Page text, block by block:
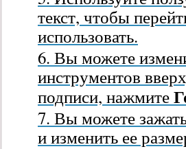
текст, чтобы
использовать.
Вы можете
инструментов
подписи, нажмите
Вы можете
и изменить ее